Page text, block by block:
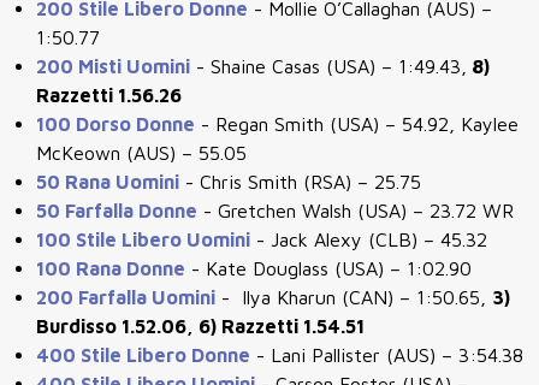
200 Stile Libero Donne - Mollie O’Callaghan (AUS) –
1:50.77
200 Misti Uomini - Shaine Casas (USA) – 1:49.43,
8)
Razzetti 1.56.26
100 Dorso Donne - Regan Smith (USA) – 54.92, Kaylee
McKeown (AUS) – 55.05
50 Rana Uomini - Chris Smith (RSA) – 25.75
50 Farfalla Donne - Gretchen Walsh (USA) – 23.72 WR
100 Stile Libero Uomini - Jack Alexy (CLB) – 45.32
100 Rana Donne - Kate Douglass (USA) – 1:02.90
200 Farfalla Uomini - Ilya Kharun (CAN) – 1:50.65, 3)
Burdisso 1.52.06, 6) Razzetti 1.54.51
400 Stile Libero Donne - Lani Pallister (AUS) – 3:54.38